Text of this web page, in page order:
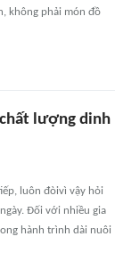
không phải món đồ
lượng dinh
luôn đòivì vậy hỏi
Đối với nhiều gia
hành trình dài nuôi